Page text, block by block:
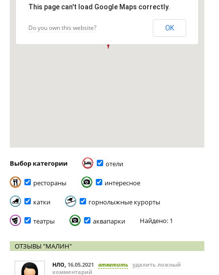
This page can't load Google Maps correctly.
Do you own this website? OK
Выбор категории отели
рестораны интересное
катки горнолыжные курорты
театры аквапарки Найдено: 1
ОТЗЫВЫ "МАЛИН"
НЛО, 16.05.2021 ответить удалить ложный
комментарий